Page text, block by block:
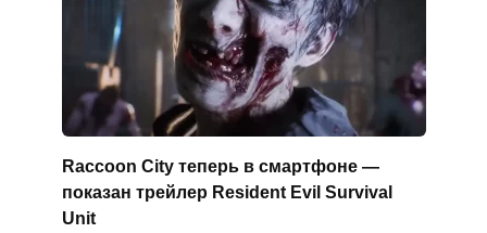
Raccoon City теперь в смартфоне —
показан трейлер Resident Evil Survival
Unit